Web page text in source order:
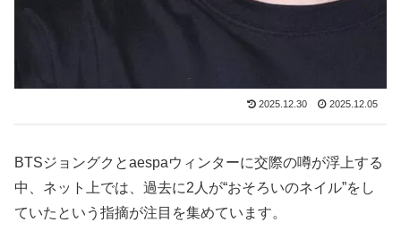
2025.12.30 2025.12.05
BTSジョングクとaespaウィンターに交際の噂が浮上する
中、ネット上では、過去に2人が“おそろいのネイル”をし
ていたという指摘が注目を集めています。